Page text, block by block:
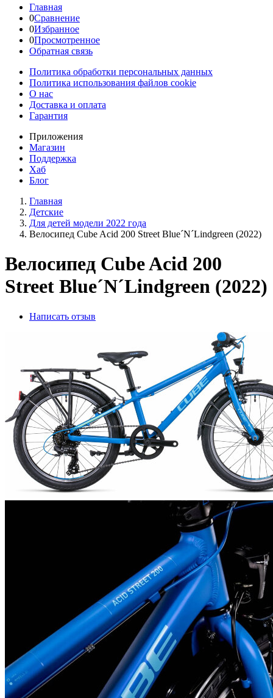
Главная
0Сравнение
0Избранное
0Просмотренное
Обратная связь
Политика обработки персональных данных
Политика использования файлов cookie
О нас
Доставка и оплата
Гарантия
Приложения
Магазин
Поддержка
Хаб
Блог
Главная
Детские
Для детей модели 2022 года
Велосипед Cube Acid 200 Street Blue´N´Lindgreen (2022)
Велосипед Cube Acid 200
Street Blue´N´Lindgreen (2022)
Написать отзыв